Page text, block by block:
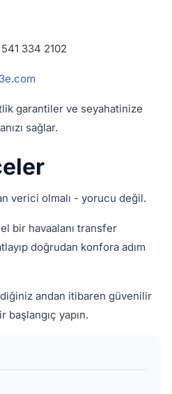
334 2102
garantiler ve seyahatinize
sağlar.
verici olmalı - yorucu değil.
bir havaalanı transfer
doğrudan konfora adım
andan itibaren güvenilir
başlangıç yapın.